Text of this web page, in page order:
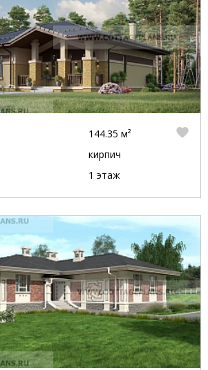
144.35 м²
кирпич
1 этаж